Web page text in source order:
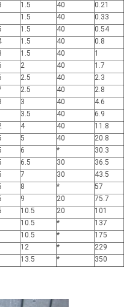
1.5 40
0.21
1.5 40
0.33
1.5 40
0.54
1.5 40
0.8
1.5 40
1
2 40
1.7
2.5 40
2.3
2.5 40
2.8
3 40
4.6
3.5 40
6.9
4 40
11.8
5 40
20.8
6 *
30.3
6.5 30
36.5
7 30
43.5
8 *
57
9 20
75.7
10.5 20
101
10.5 *
137
10.5 *
175
12 *
229
13.5 * 350